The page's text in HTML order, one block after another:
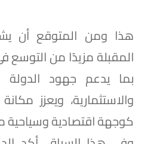
هذا ومن المتوقع أن
المقبلة مزيدًا من
بما يدعم جهود الدولة
والاستثمارية، ويعزز
كوجهة اقتصادية وسياحية